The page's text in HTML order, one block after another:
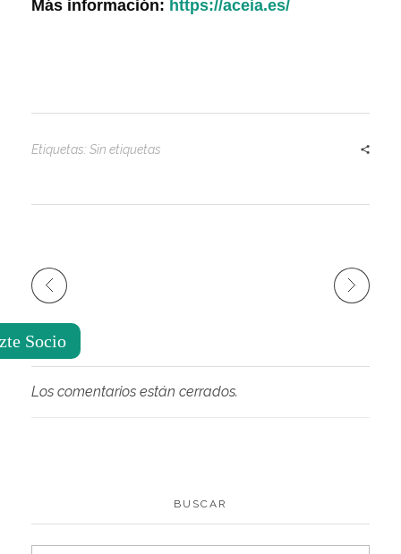
Más información: https://aceia.es/
Etiquetas: Sin etiquetas
Los comentarios están cerrados.
BUSCAR
Socio